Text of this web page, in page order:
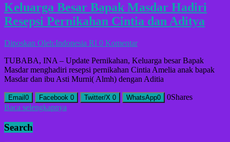
Keluarga Besar Bapak Masdar Hadiri
Resepsi Pernikahan Cintia dan Aditya
Diposkan Oleh:Indonesia RI 0 Komentar
TUBABA, INA – Update Pernikahan, Keluarga besar Bapak
Masdar menghadiri resepsi pernikahan Cintia Amelia anak bapak
Masdar dan ibu Asti Murni( Almh) dengan Aditia
Email 0 Facebook 0 Twitter/X 0 WhatsApp0 0Shares
Baca selengkapnya
Search